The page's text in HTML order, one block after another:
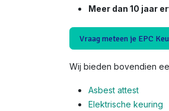
Meer dan 10 jaar
Vraag meteen je EPC
Wij bieden bovendien
Asbest attest
Elektrische keuring